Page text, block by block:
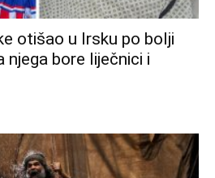
otišao u Irsku po bolji
njega bore liječnici i